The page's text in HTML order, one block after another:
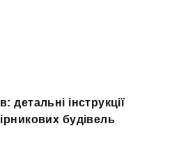
детальні інструкції
будівель